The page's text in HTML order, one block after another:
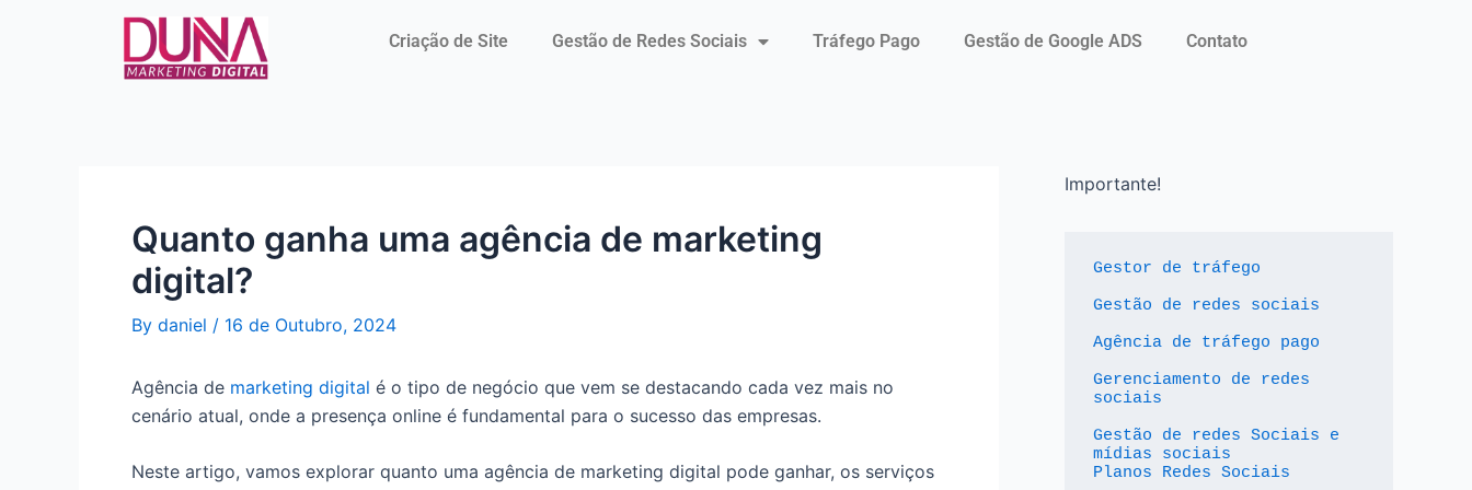
Criação de Site Gestão de Redes Sociais Tráfego Pago Gestão de Google ADS Contato
Quanto ganha uma agência de marketing
digital?
By daniel / 16 de Outubro, 2024
Agência de marketing digital é o tipo de negócio que vem se destacando cada vez mais no
cenário atual, onde a presença online é fundamental para o sucesso das empresas.
Neste artigo, vamos explorar quanto uma agência de marketing digital pode ganhar, os serviços
navigation
Importante!
Gestor de tráfego
Gestão de redes sociais
Agência de tráfego pago
Gerenciamento de redes
sociais
Gestão de redes Sociais e
mídias sociais
Planos Redes Sociais